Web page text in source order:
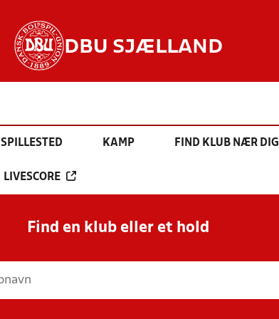
DBU SJÆLLAND
SPILLESTED KAMP FIND KLUB NÆR DIG
LIVESCORE
Find en klub eller et hold